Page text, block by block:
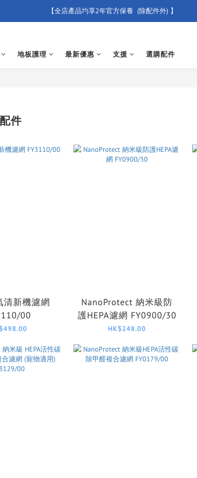
【買滿 $500 免運費】
【全店產品圴享2年官方保養  (除配件外) 】
【買滿 $500 免運費】
地板護理 最新優惠 支援 選購配件
件
清新機濾網
00
NanoProtect 納米級防
護HEPA濾網 FY0900/30
HK$248.00